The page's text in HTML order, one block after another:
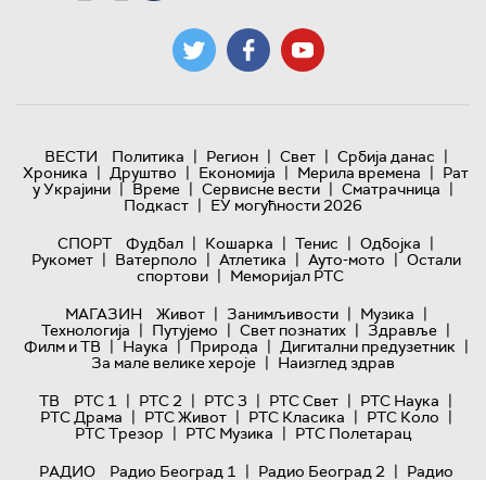
ВЕСТИ Политика | Регион | Свет | Србија данас |
Хроника | Друштво | Економија | Мерила времена | Рат
у Украјини | Време | Сервисне вести | Сматрачница |
Подкаст | ЕУ могућности 2026
СПОРТ
Фудбал | Кошарка | Тенис | Одбојка |
Рукомет | Ватерполо | Атлетика | Ауто-мото | Остали
спортови | Меморијал РТС
МАГАЗИН
Живот | Занимљивости | Музика |
Технологијa | Путујемо | Свет познатих | Здравље |
Филм и ТВ | Наука | Природа | Дигитални предузетник |
За мале велике хероје | Наизглед здрав
ТВ
РТС 1 | РТС 2 | РТС 3 | РТС Свет | РТС Наука |
РТС Драма | РТС Живот | РТС Класика | РТС Коло |
РТС Трезор | РТС Музика | РТС Полетарац
РАДИО
Радио Београд 1 | Радио Београд 2 | Радио